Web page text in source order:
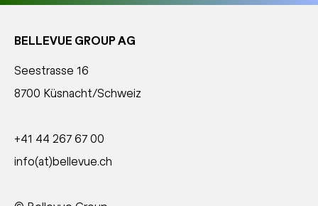
BELLEVUE GROUP AG
Seestrasse 16
8700 Küsnacht/Schweiz
+41 44 267 67 00
info(at)bellevue.ch